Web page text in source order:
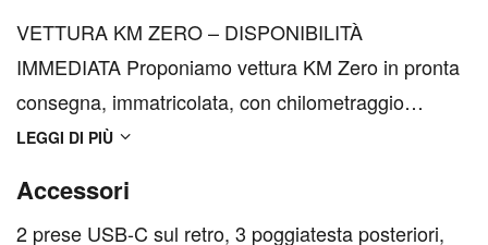
VETTURA KM ZERO – DISPONIBILITÀ
IMMEDIATA Proponiamo vettura KM Zero in pronta
consegna, immatricolata, con chilometraggio
minimo e condizioni pari al nuovo. Prezzo reale,
ufficiale della casa madre dalla data di
LEGGI DI PIÙ
Accessori
2 prese USB-C sul retro, 3 poggiatesta posteriori,